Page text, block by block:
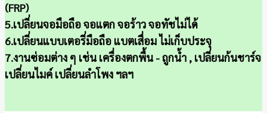
(FRP)
5.เปลี่ยนจอมือถือ จอแตก จอร้าว จอทัชไม่ได้
6.เปลี่ยนแบบเตอรี่มือถือ แบตเสื่อม ไม่เก็บประจุ
7.งานซ่อมต่าง ๆ เช่น เครื่องตกพื้น - ถูกน้ำ , เปลี่ยนก้นชาร์จ
เปลี่ยนไมค์ เปลี่ยนลำโพง ฯลฯ